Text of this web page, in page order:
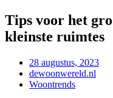
Tips voor het
kleinste ruimtes
28 augustus, 2023
dewoonwereld.nl
Woontrends